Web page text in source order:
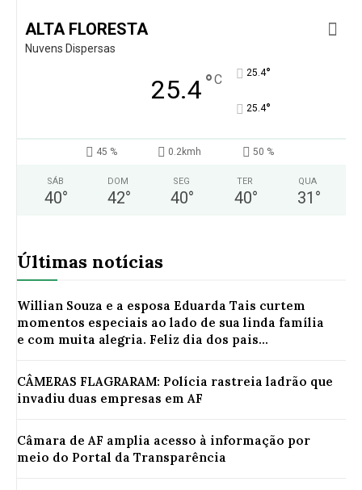
ALTA FLORESTA
Nuvens Dispersas
25.4°C 25.4°
25.4°
45 % 0.2kmh 50 %
SÁB
40°
DOM
42°
SEG
40°
TER
40°
QUA
31 °
Últimas notícias
Willian Souza e a esposa Eduarda Tais curtem
momentos especiais ao lado de sua linda família
e com muita alegria. Feliz dia dos pais...
CÂMERAS FLAGRARAM: Polícia rastreia ladrão que
invadiu duas empresas em AF
Câmara de AF amplia acesso à informação por
meio do Portal da Transparência